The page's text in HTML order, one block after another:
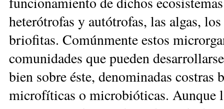
heterótrofas y autótrofas, las algas,
briofitas. Comúnmente estos
comunidades que pueden
bien sobre éste, denominadas
microfíticas o microbióticas. Aunque